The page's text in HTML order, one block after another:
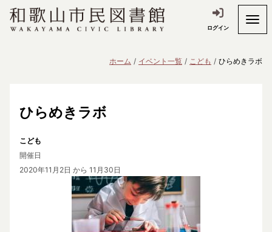
ログイン
ホーム イベント一覧 こども ひらめきラボ
ひらめきラボ
こども
開催日
2020年11月2日 から 11月30日